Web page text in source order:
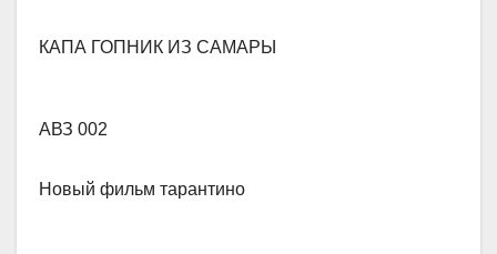
КАПА ГОПНИК ИЗ САМАРЫ
АВЗ 002
​Новый фильм тарантино